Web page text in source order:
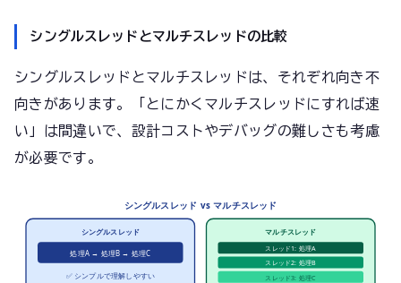
シングルスレッドとマルチスレッドの比較
シングルスレッドとマルチスレッドは、それぞれ向き不
向きがあります。「とにかくマルチスレッドにすれば速
い」は間違いで、設計コストやデバッグの難しさも考慮
が必要です。
シングルスレッド vs マルチスレッド
シングルスレッド
処理A → 処理B → 処理C
✅ シンプルで理解しやすい
マルチスレッド
スレッド1: 処理A
スレッド2: 処理B
スレッド3: 処理C